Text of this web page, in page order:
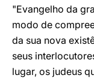
"Evangelho da
modo de
da sua nova
seus
lugar, os judeus